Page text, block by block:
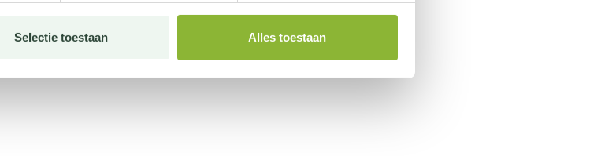
Selectie toestaan Alles toestaan